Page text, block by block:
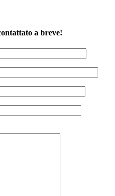
a breve!